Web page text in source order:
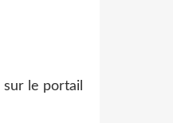
sur le portail